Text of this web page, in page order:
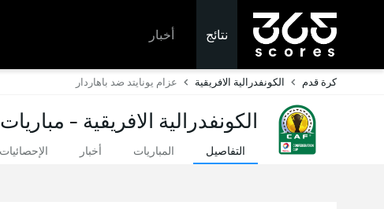
نتائج أخبار
كرة قدم الكونفدرالية الافريقية عزام يونايتد ضد باهاردار
الكونفدرالية الافريقية -
التفاصيل المباريات أخبار الإحصائيات